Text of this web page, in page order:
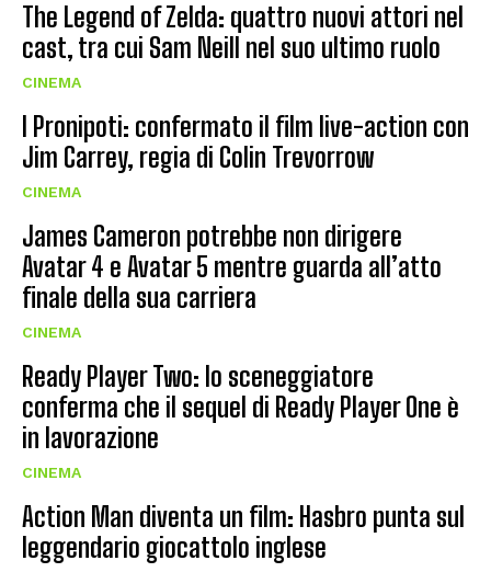
The Legend of Zelda: quattro nuovi attori nel
cast, tra cui Sam Neill nel suo ultimo ruolo
CINEMA
I Pronipoti: confermato il film live-action con
Jim Carrey, regia di Colin Trevorrow
CINEMA
James Cameron potrebbe non dirigere
Avatar 4 e Avatar 5 mentre guarda all’atto
finale della sua carriera
CINEMA
Ready Player Two: lo sceneggiatore
conferma che il sequel di Ready Player One è
in lavorazione
CINEMA
Action Man diventa un film: Hasbro punta sul
leggendario giocattolo inglese